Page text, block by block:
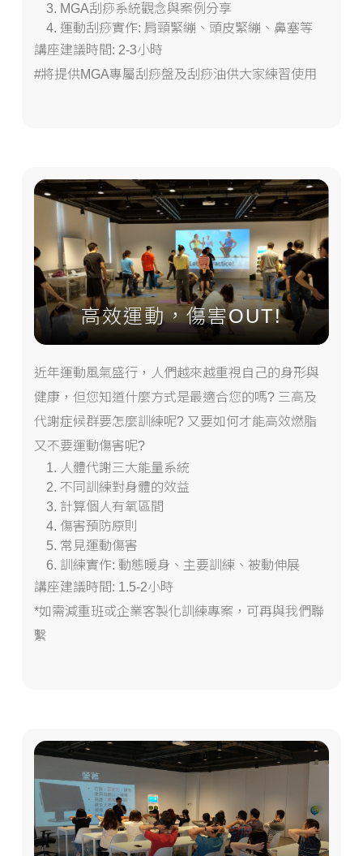
MGA刮痧系統觀念與案例分享
運動刮痧實作: 肩頸緊繃、頭皮緊繃、鼻塞等
講座建議時間: 2-3小時
#將提供MGA專屬刮痧盤及刮痧油供大家練習使用
高效運動，傷害OUT!
近年運動風氣盛行，人們越來越重視自己的身形與
健康，但您知道什麼方式是最適合您的嗎? 三高及
代謝症候群要怎麼訓練呢? 又要如何才能高效燃脂
又不要運動傷害呢?
人體代謝三大能量系統
不同訓練對身體的效益
計算個人有氧區間
傷害預防原則
常見運動傷害
訓練實作: 動態暖身、主要訓練、被動伸展
講座建議時間: 1.5-2小時
*如需減重班或企業客製化訓練專案，可再與我們聯
繫